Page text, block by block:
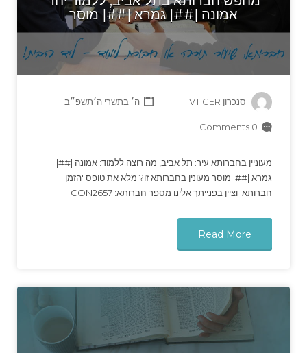
אמונה |##| גמרא |##| מוסר
סנכרון VTIGER ה׳ בתשרי ה׳תשפ״ב
0 Comments
מעוניין בחברותא עיר: תל אביב, מה רוצה ללמוד: אמונה |##|
גמרא |##| מוסר מעונין בחברותא זו? מלא את טופס 'הזמן
חברותא' וציין בפנייתך אלינו מספר חברותא: CON2657
Read More